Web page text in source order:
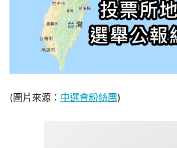
(圖片來源： 中選會粉絲團)